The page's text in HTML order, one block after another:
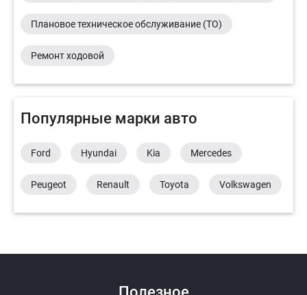
Плановое техническое обслуживание (ТО)
Ремонт ходовой
Популярные марки авто
Ford Hyundai Kia Mercedes
Peugeot Renault Toyota Volkswagen